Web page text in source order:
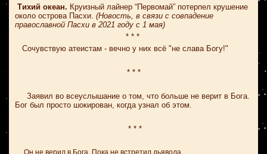
Тихий океан. Круизный лайнер “Первомай” потерпел крушение
около острова Пасхи. (Новость, в связи с совпадение
православной Пасхи в 2021 году с 1 мая)
* * *
Сочувствую атеистам - вечно у них всё "не слава Богу!"
* * *
Заявил во всеуслышание о том, что больше не верит в Бога.
Бог был просто шокирован, когда узнал об этом.
* * *
Он не верил в Бога. Пока не встретил дьявола.